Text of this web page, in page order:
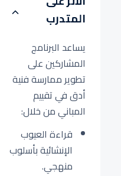
المتدرب
يساعد البرنامج
المشاركين على
تطوير ممارسة فنية
أدق في تقييم
المباني من خلال:
قراءة العيوب
الإنشائية بأسلوب
منهجي.